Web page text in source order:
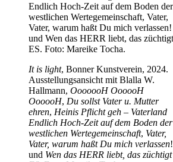
It is light, Bonner Kunstverein, 2024.
Ausstellungsansicht mit Blalla W.
Hallmann, OoooooH OooooH
OooooH, Du sollst Vater u. Mutter
ehren, Heinis Pflicht geh – Vaterland
Endlich Hoch-Zeit auf dem Boden der
westlichen Wertegemeinschaft, Vater,
Vater, warum haßt Du mich verlassen!
und Wen das HERR liebt, das züchtigt